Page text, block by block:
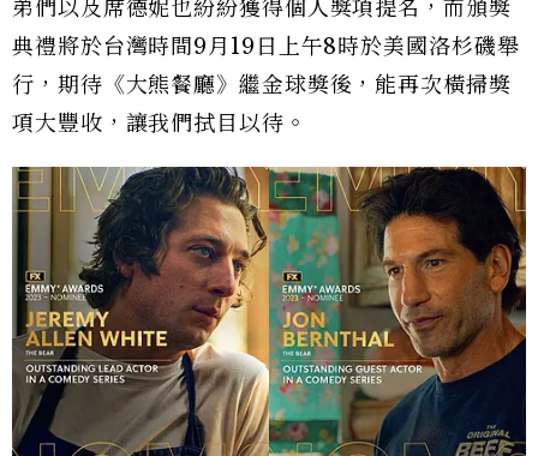
弟們以及席德妮也紛紛獲得個人獎項提名，而頒獎
典禮將於台灣時間9月19日上午8時於美國洛杉磯舉
行，期待《大熊餐廳》繼金球獎後，能再次橫掃獎
項大豐收，讓我們拭目以待。